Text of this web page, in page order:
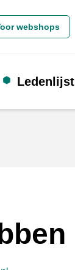
webshops
Ledenlijst